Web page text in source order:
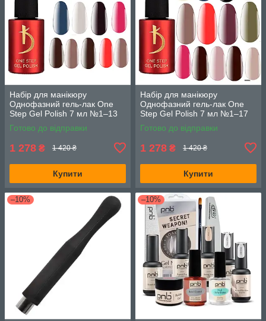
Набір для манікюру
Однофазний гель-лак One
Step Gel Polish 7 мл №1–13
13 шт
Готово до відправки
1 278 ₴ 1 420 ₴
Купити
Набір для манікюру
Однофазний гель-лак One
Step Gel Polish 7 мл №1–17
13 шт без 3, 4, 5, 6
Готово до відправки
1 278 ₴ 1 420 ₴
Купити
–10% –10%